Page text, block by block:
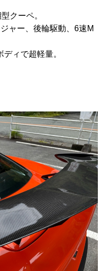
クーペ。
ャー、後輪駆動、6速M
ィで超軽量。